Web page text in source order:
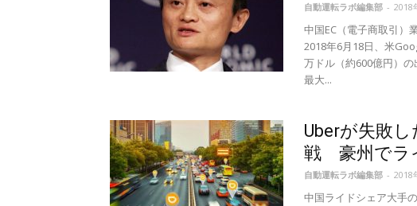
自動運転ラボ編集部 - 2018
中国EC（電子商取引）
2018年6月18日、米
万ドル（約600億円）
最大...
Uberが失敗
戦 豪州でラ
自動運転ラボ編集部 - 2018
中国ライドシェア大手